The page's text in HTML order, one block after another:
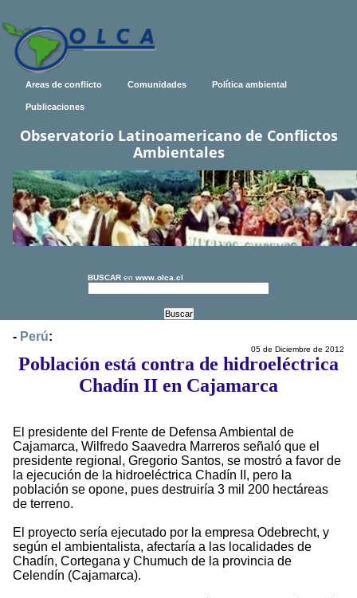
Areas de conflicto Comunidades Política ambiental
Publicaciones
Observatorio Latinoamericano de Conflictos
Ambientales
BUSCAR en www.olca.cl
- Perú:
05 de Diciembre de 2012
Población está contra de hidroeléctrica
Chadín II en Cajamarca
El presidente del Frente de Defensa Ambiental de
Cajamarca, Wilfredo Saavedra Marreros señaló que el
presidente regional, Gregorio Santos, se mostró a favor de
la ejecución de la hidroeléctrica Chadín II, pero la
población se opone, pues destruiría 3 mil 200 hectáreas
de terreno.
El proyecto sería ejecutado por la empresa Odebrecht, y
según el ambientalista, afectaría a las localidades de
Chadín, Cortegana y Chumuch de la provincia de
Celendín (Cajamarca).